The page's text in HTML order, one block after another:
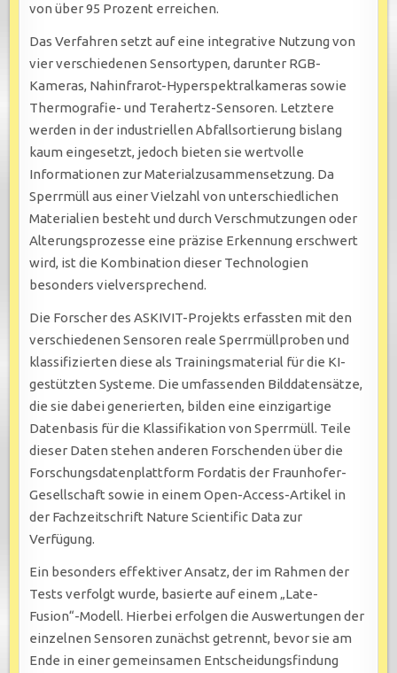
von über 95 Prozent erreichen.
Das Verfahren setzt auf eine integrative Nutzung von
vier verschiedenen Sensortypen, darunter RGB-
Kameras, Nahinfrarot-Hyperspektralkameras sowie
Thermografie- und Terahertz-Sensoren. Letztere
werden in der industriellen Abfallsortierung bislang
kaum eingesetzt, jedoch bieten sie wertvolle
Informationen zur Materialzusammensetzung. Da
Sperrmüll aus einer Vielzahl von unterschiedlichen
Materialien besteht und durch Verschmutzungen oder
Alterungsprozesse eine präzise Erkennung erschwert
wird, ist die Kombination dieser Technologien
besonders vielversprechend.
Die Forscher des ASKIVIT-Projekts erfassten mit den
verschiedenen Sensoren reale Sperrmüllproben und
klassifizierten diese als Trainingsmaterial für die KI-
gestützten Systeme. Die umfassenden Bilddatensätze,
die sie dabei generierten, bilden eine einzigartige
Datenbasis für die Klassifikation von Sperrmüll. Teile
dieser Daten stehen anderen Forschenden über die
Forschungsdatenplattform Fordatis der Fraunhofer-
Gesellschaft sowie in einem Open-Access-Artikel in
der Fachzeitschrift Nature Scientific Data zur
Verfügung.
Ein besonders effektiver Ansatz, der im Rahmen der
Tests verfolgt wurde, basierte auf einem „Late-
Fusion“-Modell. Hierbei erfolgen die Auswertungen der
einzelnen Sensoren zunächst getrennt, bevor sie am
Ende in einer gemeinsamen Entscheidungsfindung